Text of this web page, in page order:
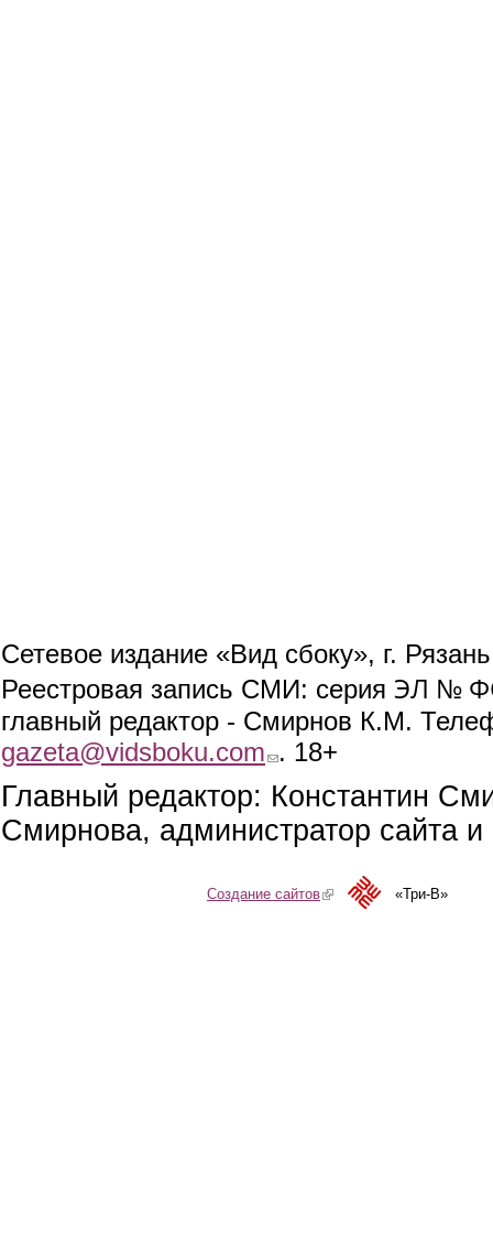
Сетевое издание «Вид сбоку», г.
Реестровая запись СМИ: серия ЭЛ №
главный редактор - Смирнов К.М.
gazeta@vidsboku.com (link sends e-mail)
. 18+
Главный редактор: Константин
Смирнова, администратор сайта
Создание сайтов(link is external)«Три-В»